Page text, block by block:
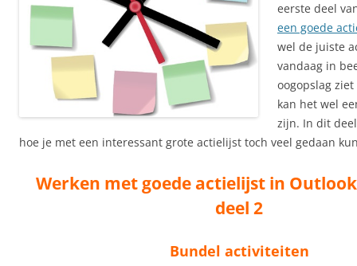
eerste deel
een goede
wel de juiste
vandaag in
oogopslag
kan het wel
zijn. In dit
hoe je met een interessant grote actielijst toch veel gedaan
Werken met goede actielijst in Outlook
deel 2
Bundel activiteiten